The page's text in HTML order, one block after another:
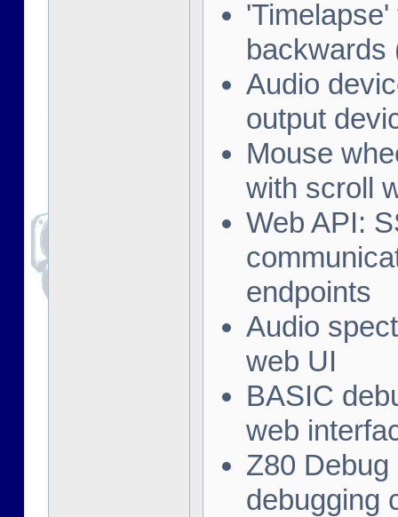
backwards
Audio
output
Mouse
with scroll
Web API:
endpoints
Audio
web UI
BASIC
web
Z80
debugging